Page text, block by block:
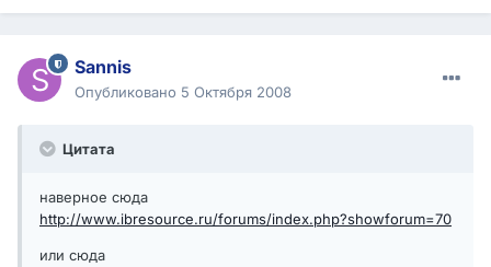
Sannis
Опубликовано 5 Октября 2008
Цитата
наверное сюда
http://www.ibresource.ru/forums/index.php?showforum=70
или сюда